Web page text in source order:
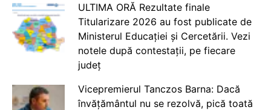
ULTIMA ORĂ Rezultate finale
Titularizare 2026 au fost publicate de
Ministerul Educației și Cercetării. Vezi
notele după contestații, pe fiecare
județ
Vicepremierul Tanczos Barna: Dacă
învățământul nu se rezolvă, pică toată